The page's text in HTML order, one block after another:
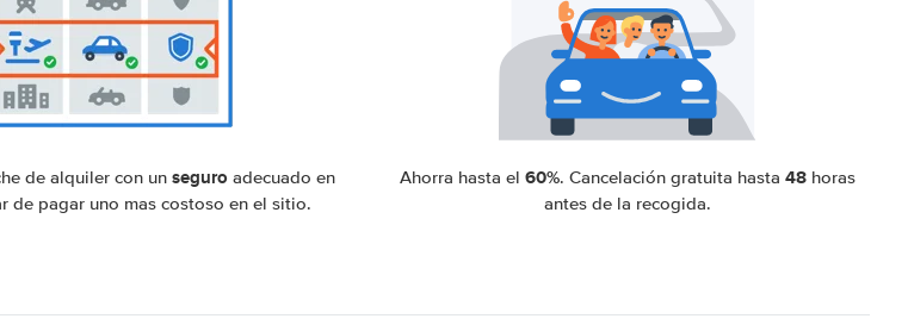
de alquiler con un seguro adecuado en
de pagar uno mas costoso en el sitio.
Ahorra hasta el 60%. Cancelación gratuita hasta 48horas
antes de la recogida.